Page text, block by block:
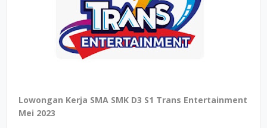
Lowongan Kerja SMA SMK D3 S1 Trans Entertainment
Mei 2023